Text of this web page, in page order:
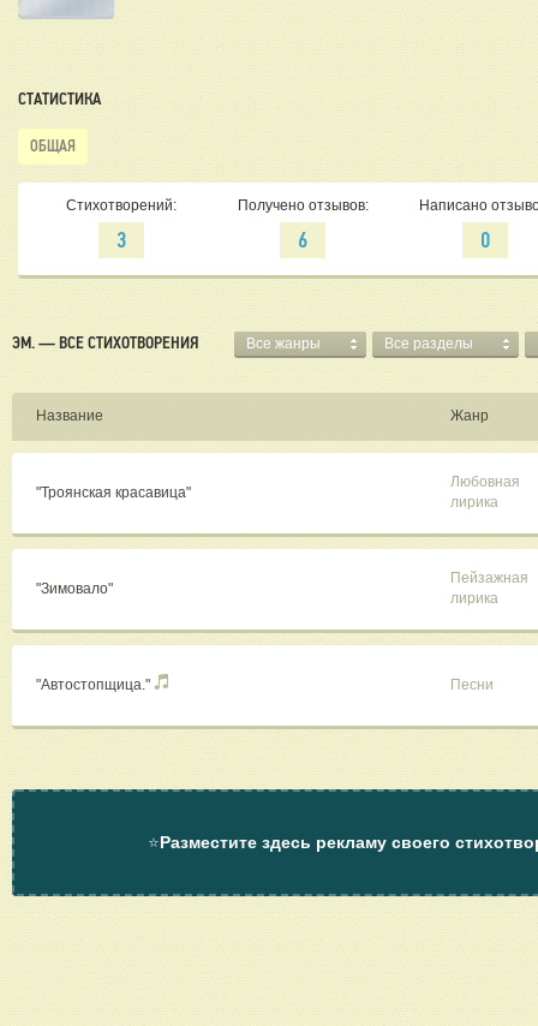
СТАТИСТИКА
ОБЩАЯ
Стихотворений:
3
Получено отзывов:
6
Написано
0
ЭМ. — ВСЕ СТИХОТВОРЕНИЯ Все жанры Все разделы
Название Жанр
"Троянская красавица"
Любовная
лирика
"Зимовало"
Пейзажная
лирика
"Автостопщица." Песни
⭐Разместите здесь рекламу своего